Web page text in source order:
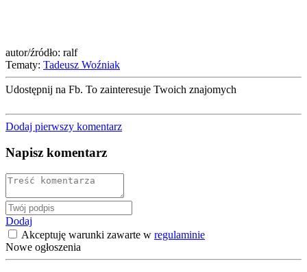
autor/źródło: ralf
Tematy: Tadeusz Woźniak
Udostępnij na Fb. To zainteresuje Twoich znajomych
Dodaj pierwszy komentarz
Napisz komentarz
Dodaj
Akceptuję warunki zawarte w regulaminie
Nowe ogłoszenia